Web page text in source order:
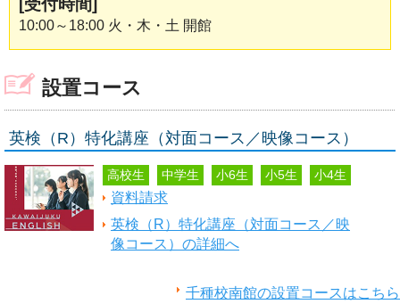
[受付時間]
10:00～18:00 火・木・土 開館
設置コース
千種校南館の設置コースはこちら
英検（R）特化講座（対面コース／映像コース）
高校生 中学生 小6生 小5生 小4生
資料請求
英検（R）特化講座（対面コース／映
像コース）の詳細へ